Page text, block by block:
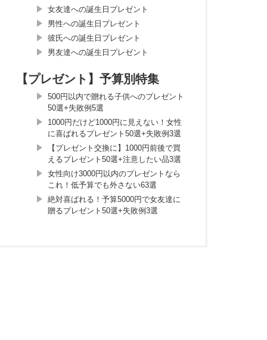
女友達への誕生日プレゼント
男性への誕生日プレゼント
彼氏への誕生日プレゼント
男友達への誕生日プレゼント
【プレゼント】予算別特集
500円以内で贈れる子供へのプレゼント
50選+失敗例5選
1000円だけど1000円に見えない！女性
に喜ばれるプレゼント50選+失敗例3選
【プレゼント交換に】1000円前後で買
えるプレゼント50選+注意したい品3選
女性向け3000円以内のプレゼントなら
これ！低予算でも外さない63選
絶対喜ばれる！予算5000円で女友達に
贈るプレゼント50選+失敗例3選